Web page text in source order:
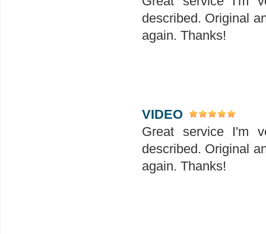
described. Original
again. Thanks!
VIDEO
Great service I'm
described. Original
again. Thanks!